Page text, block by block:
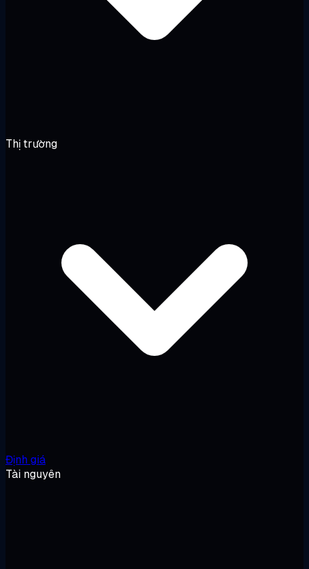
Thị trường
Định giá
Tài nguyên